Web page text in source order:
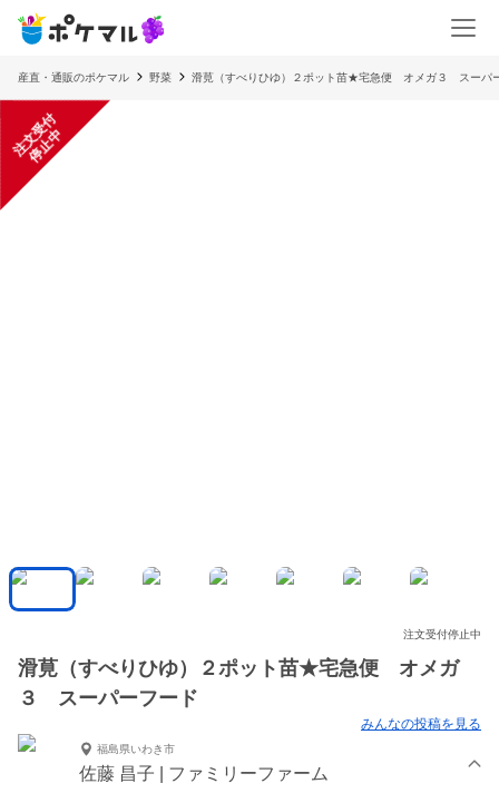
産直・通販のポケマル 野菜 滑莧（すべりひゆ）２ポット苗★宅急便 オメガ３ スーパ
注
文
受
付
停
止
中
注文受付停止中
滑莧（すべりひゆ）２ポット苗★宅急便 オメガ
３ スーパーフード
みんなの投稿を見る
福島県いわき市
佐藤 昌子 | ファミリーファーム